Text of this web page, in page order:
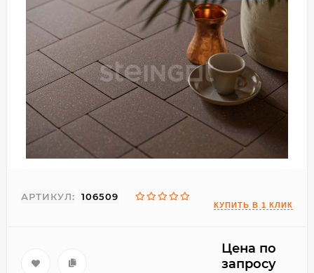
АРТИКУЛ: 106509
Цена по
запросу